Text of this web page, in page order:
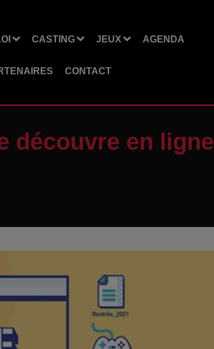
CASTING JEUX AGENDA
CONTACT
découvre en ligne